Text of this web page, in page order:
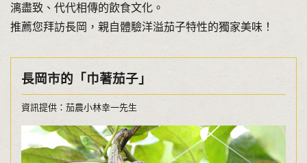
漓盡致、代代相傳的飲食文化。
推薦您拜訪長岡，親自體驗洋溢茄子特性的獨家美味！
長岡市的「巾著茄子」
資訊提供：茄農小林幸一先生